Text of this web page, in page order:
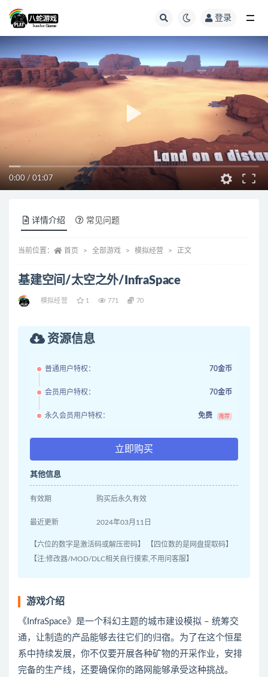
登录
0:00 / 01:07
详情介绍 常见问题
当前位置： 首页 全部游戏 模拟经营 正文
基建空间/太空之外/InfraSpace
模拟经营 1 771 70
资源信息
普通用户特权： 70金币
会员用户特权： 70金币
永久会员用户特权： 免费 推荐
立即购买
其他信息
有效期 购买后永久有效
最近更新 2024年03月11日
【六位的数字是激活码或解压密码】 【四位数的是网盘提取码】
【注:修改器/MOD/DLC相关自行摸索,不用问客服】
游戏介绍
《InfraSpace》是一个科幻主题的城市建设模拟 – 统筹交
通，让制造的产品能够去往它们的归宿。为了在这个恒星
系中持续发展，你不仅要开展各种矿物的开采作业，安排
完备的生产线，还要确保你的路网能够承受这种挑战。